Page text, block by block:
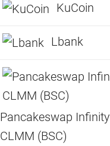
KuCoin
Lbank
Pancakeswap Infinity
CLMM (BSC)